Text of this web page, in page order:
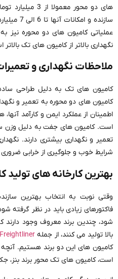
های دو محور
سازنده و
عملیاتی کامیون های دو محوره
نگهداری بالاتر از کامیون های تک
ملاحظات نگهداری و
کامیون های تک به دلیل طراحی
کامیون های دو محوره به تعمیر و
اطمینان از عملکرد ایمن و کارآمد
است. کامیون های جفت به دلیل وزن
تعمیر و نگهداری بیشتری دارند.
شرایط خوب و جلوگیری از خرابی
بهترین کارخانه های
وقتی نوبت به انتخاب بهترین
فاکتورهای زیادی باید در نظر گرفته
شود، چندین برند معروف وجود
بالا تولید می کنند، از جمله Freightliner
کامیون های این دو برند هستیم.
است، کامیون های تک محور برند بنز،